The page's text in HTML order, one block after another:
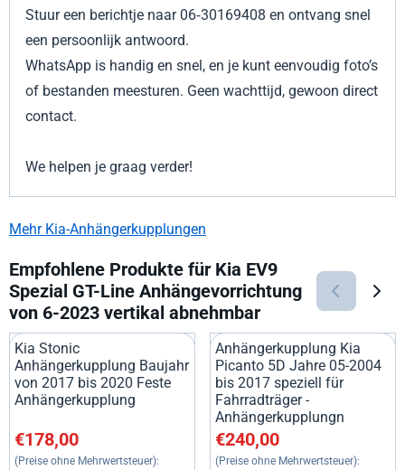
Stuur een berichtje naar 06‑30169408 en ontvang snel
een persoonlijk antwoord.
WhatsApp is handig en snel, en je kunt eenvoudig foto’s
of bestanden meesturen. Geen wachttijd, gewoon direct
contact.
We helpen je graag verder!
Mehr Kia-Anhängerkupplungen
Empfohlene Produkte für Kia EV9
Spezial GT-Line Anhängevorrichtung
von 6-2023 vertikal abnehmbar
Kia Stonic
Anhängerkupplung Baujahr
von 2017 bis 2020 Feste
Anhängerkupplung
Preis: 178,00, ohne MwSt.: 147,11
€178,00
(Preise ohne Mehrwertsteuer):
Anhängerkupplung Kia
Picanto 5D Jahre 05-2004
bis 2017 speziell für
Fahrradträger -
Anhängerkupplungn
Preis: 240,00, ohne MwSt.:
€240,00
(Preise ohne Mehrwertsteuer):